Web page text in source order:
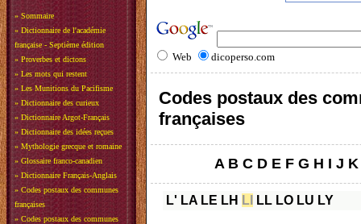
» Sommaire
» Dictionnaire de l'académie
française - Septième édition
» Proverbes et dictons
» Les mots qui restent
» Les Munitions du Pacifisme
» Dictionnaire des curieux
» Dictionnaire Argot-Français
» Dictionnaire des idées reçues
» Mythologie grecque et romaine
» Glossaire franco-canadien
» Dictionnaire Français-Anglais
» Codes postaux des communes
françaises
» Codes postaux des communes
Web dicoperso.com
Codes postaux des
françaises
A B C D E F G H I J K
L' LA LE LH LI LL LO LU LY